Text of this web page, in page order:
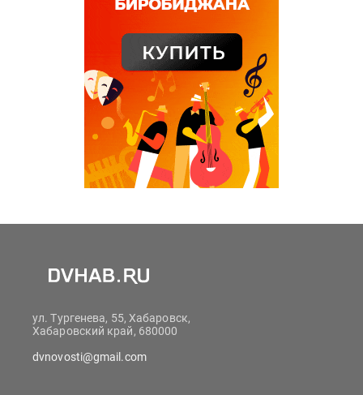
ул. Тургенева, 55, Хабаровск,
Хабаровский край, 680000
dvnovosti@gmail.com